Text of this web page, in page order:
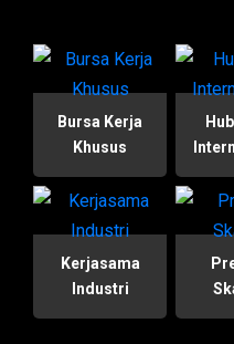
Bursa Kerja
Khusus
Kerjasama
Industri